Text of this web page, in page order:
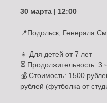
30 марта | 12:00
📍Подольск, Генерала
👧 Для детей от 7 лет
⏳ Продолжительность: 3
💰 Стоимость: 1500
рублей (футболка от